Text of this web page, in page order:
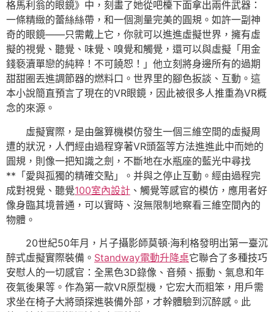
格馬利翁的眼鏡》中，刻畫了她從吧檯下面拿出兩件武器：
一條精緻的蕾絲絲帶，和一個測量完美的圓規。如許一副神
奇的眼鏡——只需戴上它，你就可以進進虛擬世界，擁有虛
擬的視覺、聽覺、味覺、嗅覺和觸覺，還可以與虛擬「用金
錢褻瀆單戀的純粹！不可饒恕！」他立刻將身邊所有的過期
甜甜圈丟進調節器的燃料口。世界里的腳色扳談、互動。這
本小說簡直預言了現在的VR眼鏡，因此被很多人推重為VR概
念的來源。
虛擬實際，是由盤算機模仿發生一個三維空間的虛擬周
遭的狀況，人們經由過程穿著VR頭盔等方法進進此中而她的
圓規，則像一把知識之劍，不斷地在水瓶座的藍光中尋找
**「愛與孤獨的精確交點」。并與之停止互動。經由過程完
成對視覺、聽覺100室內設計 、觸覺等感官的模仿，應用者好
像身臨其境普通，可以實時、沒無限制地察看三維空間內的
物體。
20世紀50年月，片子攝影師莫頓·海利格發明出第一臺沉
醉式虛擬實際裝備。 Standway電動升降桌它聯合了多種技巧
安慰人的一切感官：全黑色3D錄像、音頻、振動、氣息和年
夜氣後果等。作為第一款VR原型機，它宏大而粗笨，用戶需
求坐在椅子大將頭探進裝備外部，才幹體驗到沉醉感。此